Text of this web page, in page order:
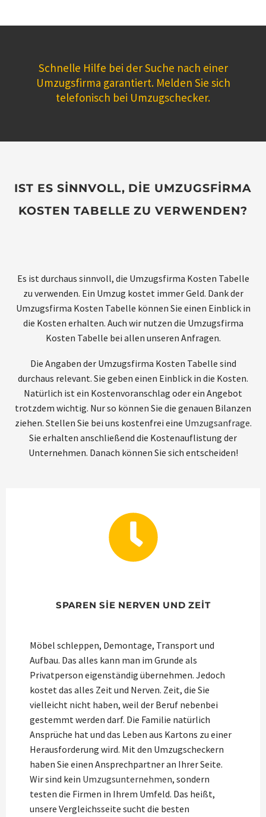
Schnelle Hilfe bei der Suche nach einer
Umzugsfirma garantiert. Melden Sie sich
telefonisch bei Umzugschecker.
IST ES SINNVOLL, DIE UMZUGSFIRMA
KOSTEN TABELLE ZU VERWENDEN?
Es ist durchaus sinnvoll, die Umzugsfirma Kosten Tabelle
zu verwenden. Ein Umzug kostet immer Geld. Dank der
Umzugsfirma Kosten Tabelle können Sie einen Einblick in
die Kosten erhalten. Auch wir nutzen die Umzugsfirma
Kosten Tabelle bei allen unseren Anfragen.
Die Angaben der Umzugsfirma Kosten Tabelle sind
durchaus relevant. Sie geben einen Einblick in die Kosten.
Natürlich ist ein Kostenvoranschlag oder ein Angebot
trotzdem wichtig. Nur so können Sie die genauen Bilanzen
ziehen. Stellen Sie bei uns kostenfrei eine Umzugsanfrage.
Sie erhalten anschließend die Kostenauflistung der
Unternehmen. Danach können Sie sich entscheiden!
SPAREN SIE NERVEN UND ZEIT
Möbel schleppen, Demontage, Transport und
Aufbau. Das alles kann man im Grunde als
Privatperson eigenständig übernehmen. Jedoch
kostet das alles Zeit und Nerven. Zeit, die Sie
vielleicht nicht haben, weil der Beruf nebenbei
gestemmt werden darf. Die Familie natürlich
Ansprüche hat und das Leben aus Kartons zu einer
Herausforderung wird. Mit den Umzugscheckern
haben Sie einen Ansprechpartner an Ihrer Seite.
Wir sind kein Umzugsunternehmen, sondern
testen die Firmen in Ihrem Umfeld. Das heißt,
unsere Vergleichsseite sucht die besten